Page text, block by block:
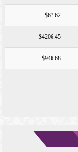
$67.62
$4206.45
$946.68